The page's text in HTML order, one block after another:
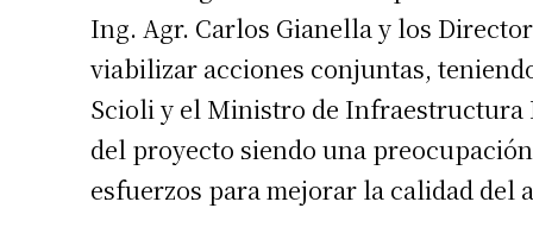
Ing. Agr. Carlos Gianella y los
viabilizar acciones conjuntas,
Scioli y el Ministro de
del proyecto siendo una
esfuerzos para mejorar la calidad del